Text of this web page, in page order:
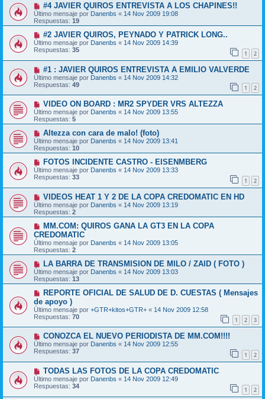
#4 JAVIER QUIROS ENTREVISTA A LOS CHAPINES!!
Último mensaje por Danenbs « 14 Nov 2009 19:08
Respuestas: 19
#2 JAVIER QUIROS, PEYNADO Y PATRICK LONG..
Último mensaje por Danenbs « 14 Nov 2009 14:39
Respuestas: 35 1 2
#1 : JAVIER QUIROS ENTREVISTA A EMILIO VALVERDE
Último mensaje por Danenbs « 14 Nov 2009 14:32
Respuestas: 49 1 2
VIDEO ON BOARD : MR2 SPYDER VRS ALTEZZA
Último mensaje por Danenbs « 14 Nov 2009 13:55
Respuestas: 5
Altezza con cara de malo! (foto)
Último mensaje por Danenbs « 14 Nov 2009 13:41
Respuestas: 10
FOTOS INCIDENTE CASTRO - EISENMBERG
Último mensaje por Danenbs « 14 Nov 2009 13:33
Respuestas: 33 1 2
VIDEOS HEAT 1 Y 2 DE LA COPA CREDOMATIC EN HD
Último mensaje por Danenbs « 14 Nov 2009 13:19
Respuestas: 2
MM.COM: QUIROS GANA LA GT3 EN LA COPA
CREDOMATIC
Último mensaje por Danenbs « 14 Nov 2009 13:05
Respuestas: 2
LA BARRA DE TRANSMISION DE MILO / ZAID ( FOTO )
Último mensaje por Danenbs « 14 Nov 2009 13:03
Respuestas: 13
REPORTE OFICIAL DE SALUD DE D. CUESTAS ( Mensajes
de apoyo )
Último mensaje por +GTR+kitos+GTR+ « 14 Nov 2009 12:58
Respuestas: 70 1 2 3
CONOZCA EL NUEVO PERIODISTA DE MM.COM!!!!
Último mensaje por Danenbs « 14 Nov 2009 12:55
Respuestas: 37 1 2
TODAS LAS FOTOS DE LA COPA CREDOMATIC
Último mensaje por Danenbs « 14 Nov 2009 12:49
Respuestas: 34 1 2